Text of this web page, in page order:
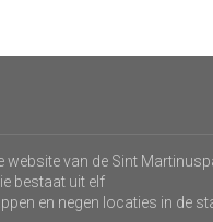
website van de Sint
bestaat uit elf
en negen locaties in de